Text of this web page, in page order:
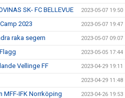
SK- FC BELLEVUE 2023-05-07 19:50
2023 2023-05-07 19:47
raka segern 2023-05-07 09:07
2023-05-05 17:44
Vellinge FF 2023-04-29 19:11
2023-04-29 11:48
MFF-IFK Norrköping 2023-04-26 19:53